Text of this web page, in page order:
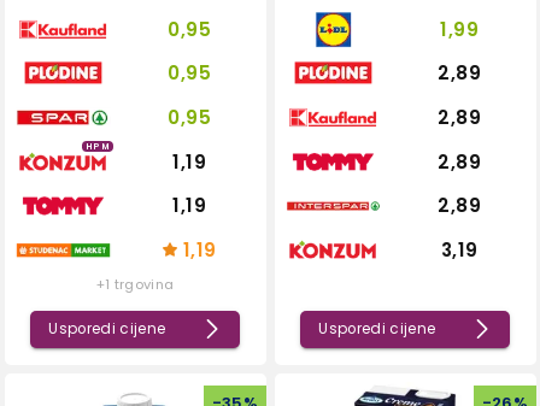
0,95
0,95
0,95
HPM
1,19
1,19
1,19
+1 trgovina
Usporedi cijene
1,99
2,89
2,89
2,89
2,89
3,19
Usporedi cijene